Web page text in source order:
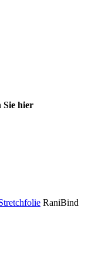
Sie hier
RaniBind